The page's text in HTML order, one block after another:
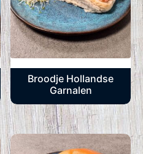
Broodje Hollandse
Garnalen